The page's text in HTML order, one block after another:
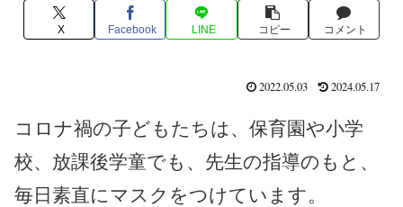
X Facebook LINE コピー コメント
2022.05.03 2024.05.17
コロナ禍の子どもたちは、保育園や小学
校、放課後学童でも、先生の指導のもと、
毎日素直にマスクをつけています。